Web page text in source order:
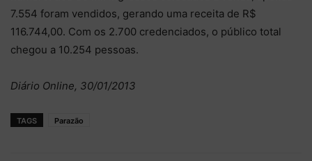
7.554 foram vendidos, gerando uma receita de R$
116.744,00. Com os 2.700 credenciados, o público total
chegou a 10.254 pessoas.
Diário Online, 30/01/2013
TAGS Parazão